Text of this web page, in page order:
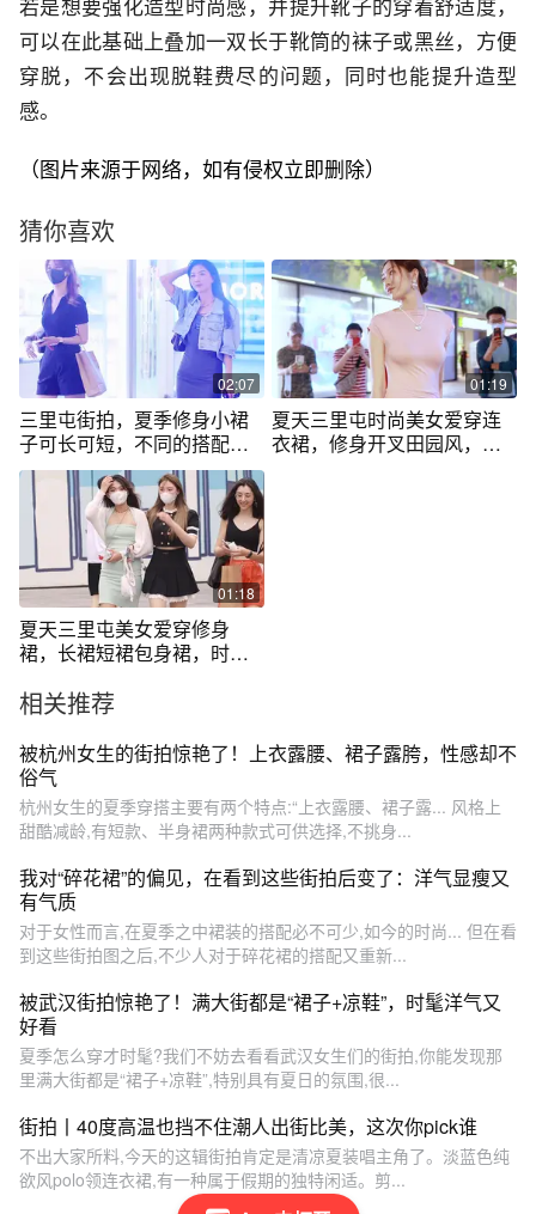
若是想要强化造型时尚感，并提升靴子的穿着舒适度，
可以在此基础上叠加一双长于靴筒的袜子或黑丝，方便
穿脱，不会出现脱鞋费尽的问题，同时也能提升造型
感。
（图片来源于网络，如有侵权立即删除）
猜你喜欢
02:07
三里屯街拍，夏季修身小裙
子可长可短，不同的搭配呈
现不同的气质
01:19
夏天三里屯时尚美女爱穿连
衣裙，修身开叉田园风，网
01:18
夏天三里屯美女爱穿修身
裙，长裙短裙包身裙，时尚
相关推荐
被杭州女生的街拍惊艳了！上衣露腰、裙子露胯，性感却不
俗气
杭州女生的夏季穿搭主要有两个特点:“上衣露腰、裙子露... 风格上
甜酷减龄,有短款、半身裙两种款式可供选择,不挑身...
我对“碎花裙”的偏见，在看到这些街拍后变了：洋气显瘦又
有气质
对于女性而言,在夏季之中裙装的搭配必不可少,如今的时尚... 但在看
到这些街拍图之后,不少人对于碎花裙的搭配又重新...
被武汉街拍惊艳了！满大街都是“裙子+凉鞋”，时髦洋气又
好看
夏季怎么穿才时髦?我们不妨去看看武汉女生们的街拍,你能发现那
里满大街都是“裙子+凉鞋”,特别具有夏日的氛围,很...
街拍丨40度高温也挡不住潮人出街比美，这次你pick谁
不出大家所料,今天的这辑街拍肯定是清凉夏装唱主角了。淡蓝色纯
欲风polo领连衣裙,有一种属于假期的独特闲适。剪...